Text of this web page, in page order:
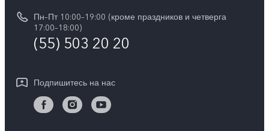
Обновление системы
Инструкции по гарантии vivo
Юридическая информация
О нас
Стабильность
Пн–Пт 10:00–19:00 (кроме праздников и четверга
17:00–18:00)
(55) 503 20 20
Подпишитесь на нас